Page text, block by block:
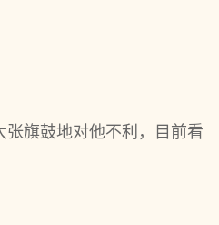
旗鼓地对他不利，目前看